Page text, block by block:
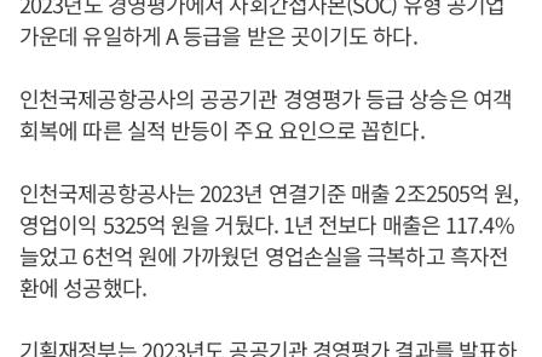
가운데 유일하게 A 등급을 받은 곳이기도 하다.
인천국제공항공사의 공공기관 경영평가 등급 상승은 여객
회복에 따른 실적 반등이 주요 요인으로 꼽힌다.
인천국제공항공사는 2023년 연결기준 매출 2조2505억 원,
영업이익 5325억 원을 거뒀다. 1년 전보다 매출은 117.4%
늘었고 6천억 원에 가까웠던 영업손실을 극복하고 흑자전
환에 성공했다.
기획재정부는 2023년도 공공기관 경영평가 결과를 발표하